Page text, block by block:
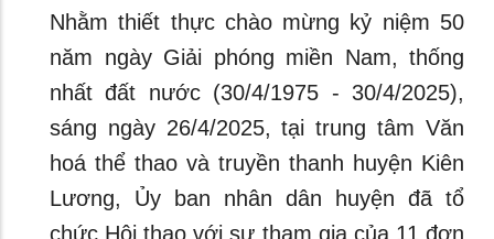
Nhằm thiết thực chào mừng kỷ niệm 50
năm ngày Giải phóng miền Nam, thống
nhất đất nước (30/4/1975 - 30/4/2025),
sáng ngày 26/4/2025, tại trung tâm Văn
hoá thể thao và truyền thanh huyện Kiên
Lương, Ủy ban nhân dân huyện đã tổ
chức Hội thao với sự tham gia của 11 đơn